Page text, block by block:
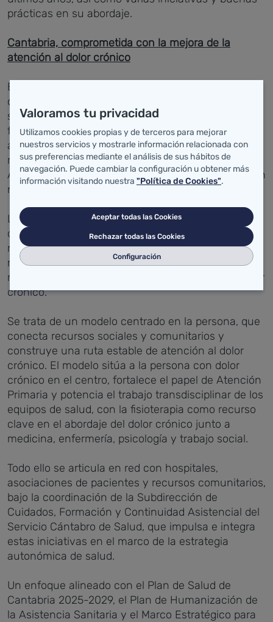
prácticas en su abordaje.
Cantabria, comprometida con la mejora de la
atención al dolor crónico
El desarrollo del modelo cántabro no ha sido un
camino en solitario. Castilla y León lleva años
siendo referente nacional en este ámbito y ha
formado a los profesionales cántabros. Desde ese
aprendizaje compartido y adaptando el modelo a la
realidad de Cantabria, nace el programa piloto de
Afrontamiento Activo del Dolor que se ha puesto en
marcha este año.
La iniciativa combina educación en neurociencia
del dolor con exposición segura y progresiva al
movimiento en formato grupal. El objetivo es
reducir la dependencia del sistema sanitario y
mejorar la calidad de vida de las personas con dolor
crónico.
Se trata de un modelo centrado en la persona, que
conecta recursos sociales y comunitarios y
construye una ruta estable de atención al dolor
crónico. El modelo sitúa a la persona con dolor
crónico en el centro, fortalece el papel de Atención
Primaria y potencia el trabajo transdisciplinar de los
equipos de salud, con la fisioterapia como recurso
clave en el abordaje del dolor crónico junto a
medicina, enfermería, psicología y trabajo social.
Todo ello se articula en red con hospitales,
asociaciones de pacientes y recursos comunitarios,
bajo la coordinación de la Subdirección de
Cuidados, Formación y Continuidad Asistencial del
Servicio Cántabro de Salud, que impulsa e integra
estas iniciativas en el marco de la estrategia
autonómica de salud.
Un enfoque alineado con el Plan de Salud de
Cantabria 2025-2029, el Plan de Humanización de
la Asistencia Sanitaria y el Marco Estratégico para
Valoramos tu privacidad
Utilizamos cookies propias y de terceros para mejorar
nuestros servicios y mostrarle información relacionada con
sus preferencias mediante el análisis de sus hábitos de
navegación. Puede cambiar la configuración u obtener más
información visitando nuestra "Política de Cookies".
Aceptar todas las Cookies
Rechazar todas las Cookies
Configuración